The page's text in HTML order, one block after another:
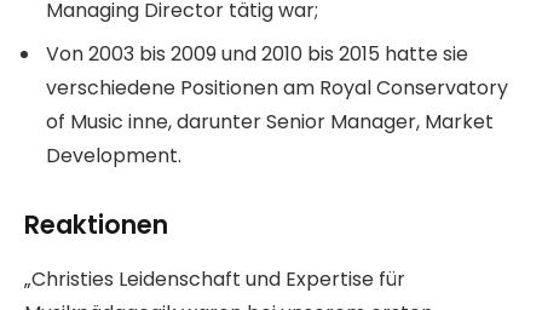
Managing Director tätig war;
Von 2003 bis 2009 und 2010 bis 2015 hatte sie
verschiedene Positionen am Royal Conservatory
of Music inne, darunter Senior Manager, Market
Development.
Reaktionen
„Christies Leidenschaft und Expertise für